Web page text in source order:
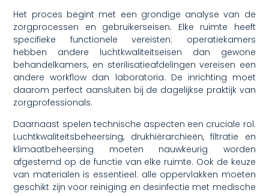
Het proces begint met een grondige analyse van de
zorgprocessen en gebruikerseisen. Elke ruimte heeft
specifieke functionele vereisten: operatiekamers
hebben andere luchtkwaliteitseisen dan gewone
behandelkamers, en sterilisatieafdelingen vereisen een
andere workflow dan laboratoria. De inrichting moet
daarom perfect aansluiten bij de dagelijkse praktijk van
zorgprofessionals.
Daarnaast spelen technische aspecten een cruciale rol.
Luchtkwaliteitsbeheersing, drukhiërarchieën, filtratie en
klimaatbeheersing moeten nauwkeurig worden
afgestemd op de functie van elke ruimte. Ook de keuze
van materialen is essentieel: alle oppervlakken moeten
geschikt zijn voor reiniging en desinfectie met medische